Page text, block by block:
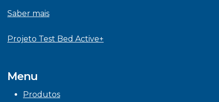
Saber mais
Projeto Test Bed Active+
Menu
Produtos